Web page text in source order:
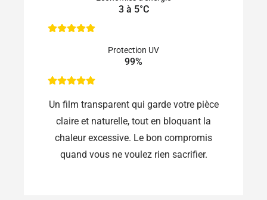
3 à 5°C
Protection UV
99%
Un film transparent qui garde votre pièce
claire et naturelle, tout en bloquant la
chaleur excessive. Le bon compromis
quand vous ne voulez rien sacrifier.